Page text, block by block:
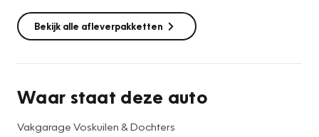
12 maanden Bovag garantie. Volledig dealer onderhouden.
Bent u benieuwd naar deze Elektrische Nissan? Bel gerust
Bekijk alle afleverpakketten
Waar staat deze auto
Vakgarage Voskuilen & Dochters